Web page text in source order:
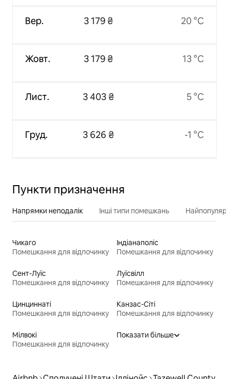
Вер.
Жовт.
Лист.
Груд.
3 179 ₴
3 179 ₴
3 403 ₴
3 626 ₴
20 °C
13 °C
5 °C
-1 °C
Пункти призначення
Напрямки неподалік Інші типи помешкань
Чикаго
Помешкання для відпочинку
Індіанаполіс
Помешкання для відпочинку
Сент-Луїс
Помешкання для відпочинку
Луїсвілл
Помешкання для відпочинку
Цинциннаті
Помешкання для відпочинку
Канзас-Сіті
Помешкання для відпочинку
Мілвокі
Помешкання для відпочинку
Показати більше